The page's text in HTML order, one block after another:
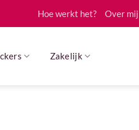
Hoe werkt het? Over mij
Zakelijk